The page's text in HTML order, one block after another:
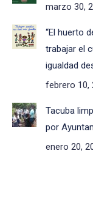
marzo 30,
“El huerto
trabajar el
igualdad
febrero 10,
Tacuba
por
enero 20,